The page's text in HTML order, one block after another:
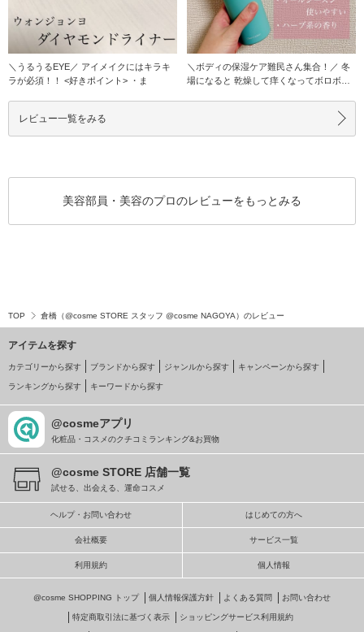
＼うるうるEYE／ アイメイクにはキラキ
ラが必須！！ <好きポイント> ・ま
＼ボディの保湿ケア難民さん集合！／ 冬
場になると 乾燥して痒くなってボロボロ
レビュー一覧をみる
美容部員・美容のプロのレビューをもっとみる
TOP 倉橋（@cosme STORE スタッフ @cosme NAGOYA）のレビュー
アイテムを探す
カテゴリーから探す ブランドから探す ジャンルから探す キャンペーンから探す
ランキングから探す キーワードから探す
@cosmeアプリ
化粧品・コスメのクチコミランキング&お買物
@cosme STORE 店舗一覧
試せる、出会える、運命コスメ
ヘルプ・お問い合わせ はじめての方へ
会社概要 サービス一覧
利用規約 個人情報
@cosme SHOPPING トップ 個人情報保護方針 よくある質問 お問い合わせ
特定商取引法に基づく表示 ショッピングサービス利用規約